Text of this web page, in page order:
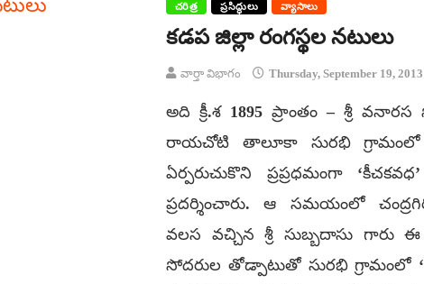
చరిత్ర ప్రసిద్ధులు వ్యాసాలు
కడప జిల్లా రంగస్థల నటులు
వార్తా విభాగం Thursday, September 19, 2013
అది క్రీ.శ 1895 ప్రాంతం – శ్రీ వనారస
రాయచోటి తాలూకా సురభి
ఏర్పరుచుకొని ప్రప్రధమంగా
ప్రదర్శించారు. ఆ సమయంలో
వలస వచ్చిన శ్రీ సుబ్బదాసు గారు
సోదరుల తోడ్పాటుతో సురభి గ్రామంలో